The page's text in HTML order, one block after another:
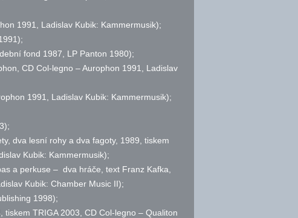
1991, Ladislav Kubik: Kammermusik);
fond 1987, LP Panton 1980);
CD Col-legno – Aurophon 1991, Ladislav
1991, Ladislav Kubik: Kammermusik);
dva lesní rohy a dva fagoty, 1989, tiskem
Kubik: Kammermusik);
a perkuse – dva hráče, text Franz Kafka,
Kubik: Chamber Music II);
1998);
TRIGA 2003, CD Col-legno – Qualiton